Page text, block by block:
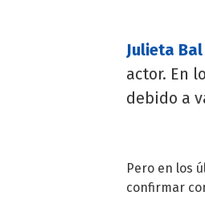
Julieta Bal
actor. En
debido a
Pero en los
confirmar